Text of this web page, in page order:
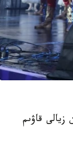
زيالى قاۋىم